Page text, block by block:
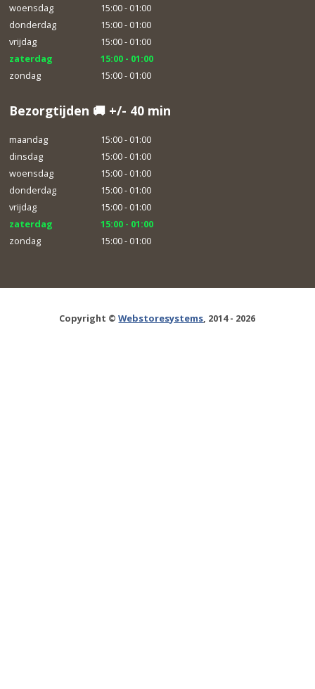
woensdag
15:00 - 01:00
donderdag
15:00 - 01:00
vrijdag
15:00 - 01:00
zaterdag
15:00 - 01:00
zondag
15:00 - 01:00
Bezorgtijden 🚚 +/- 40 min
maandag
15:00 - 01:00
dinsdag
15:00 - 01:00
woensdag
15:00 - 01:00
donderdag
15:00 - 01:00
vrijdag
15:00 - 01:00
zaterdag
15:00 - 01:00
zondag
15:00 - 01:00
Copyright ©Webstoresystems, 2014 - 2026